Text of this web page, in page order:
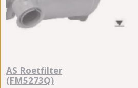
AS Roetfilter
(FM5273Q)